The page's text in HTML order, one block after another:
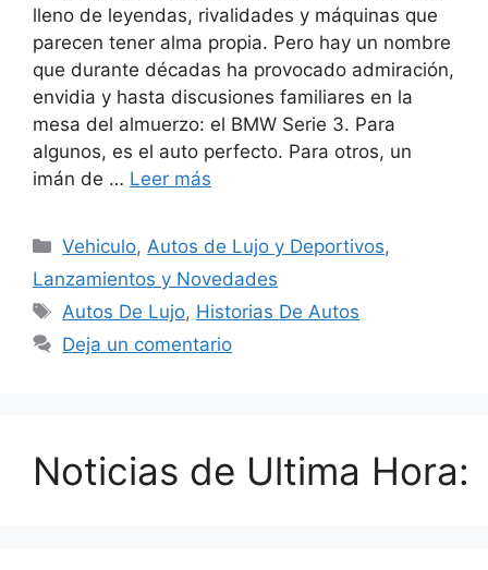
lleno de leyendas, rivalidades y máquinas que
parecen tener alma propia. Pero hay un nombre
que durante décadas ha provocado admiración,
envidia y hasta discusiones familiares en la
mesa del almuerzo: el BMW Serie 3. Para
algunos, es el auto perfecto. Para otros, un
imán de … Leer más
Categorías
Vehiculo,Autos de Lujo y Deportivos,
Lanzamientos y Novedades
Etiquetas
Autos De Lujo, Historias De Autos
Deja un comentario
Noticias de Ultima Hora: